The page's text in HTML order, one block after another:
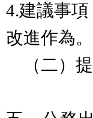
4.建議事
改進作為。
（二）提